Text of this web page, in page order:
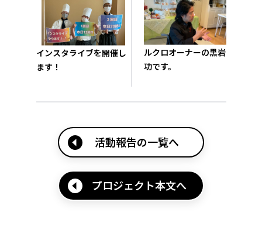
インスタライブを開催し
ます！
ルクロオーナーの黒岩
功です。
活動報告の一覧へ
プロジェクト本文へ